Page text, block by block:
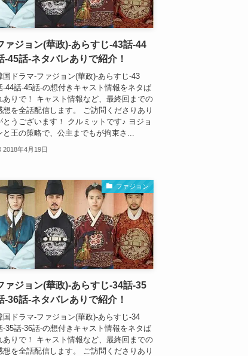
ァジョン(華政)-あらすじ-43話-44
-45話-ネタバレありで紹介！
国ドラマ-ファジョン(華政)-あらすじ-43
-44話-45話-の想付きキャスト情報をネタば
ありで！ キャスト情報など、最終回までの
想を全話配信します。 ご訪問くださりあり
とうございます！ クルミットです♪ ヨジョ
と王の策略で、公主までもが拘束さ...
2018年4月19日
ファジョン
ァジョン(華政)-あらすじ-34話-35
-36話-ネタバレありで紹介！
国ドラマ-ファジョン(華政)-あらすじ-34
-35話-36話-の想付きキャスト情報をネタば
ありで！ キャスト情報など、最終回までの
想を全話配信します。 ご訪問くださりあり